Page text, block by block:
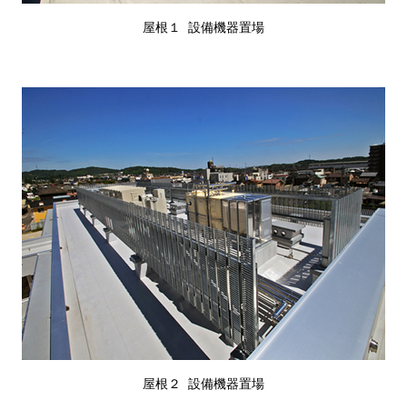
屋根１ 設備機器置場
屋根２ 設備機器置場